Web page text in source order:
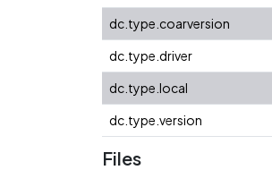
dc.type.coarversion
dc.type.driver
dc.type.local
dc.type.version
Files